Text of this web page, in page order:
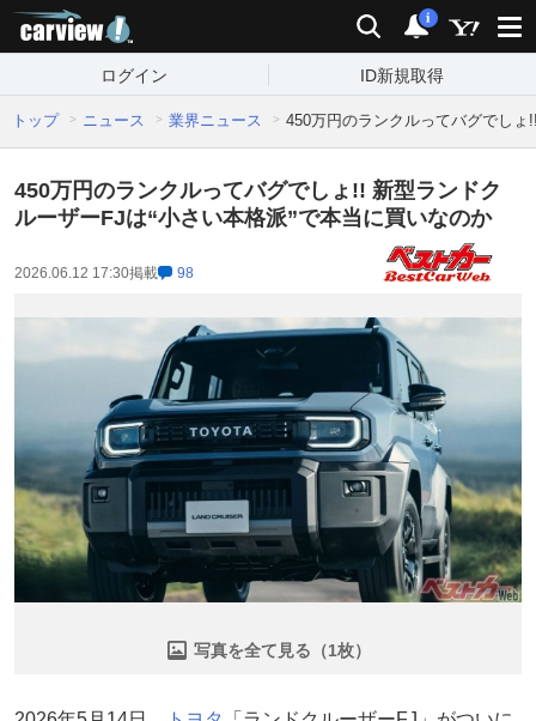
検索 通知
i
ログイン ID新規取得
トップ ニュース 業界ニュース 450万円のランクルってバグでしょ
450万円のランクルってバグでしょ!! 新型ランドク
ルーザーFJは“小さい本格派”で本当に買いなのか
2026.06.12 17:30掲載 98
写真を全て見る（1枚）